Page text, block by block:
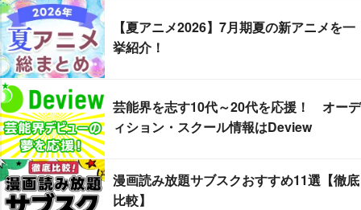
【夏アニメ2026】7月期夏の新アニメを一
挙紹介！
芸能界を志す10代～20代を応援！ オーデ
ィション・スクール情報はDeview
漫画読み放題サブスクおすすめ11選【徹底
比較】